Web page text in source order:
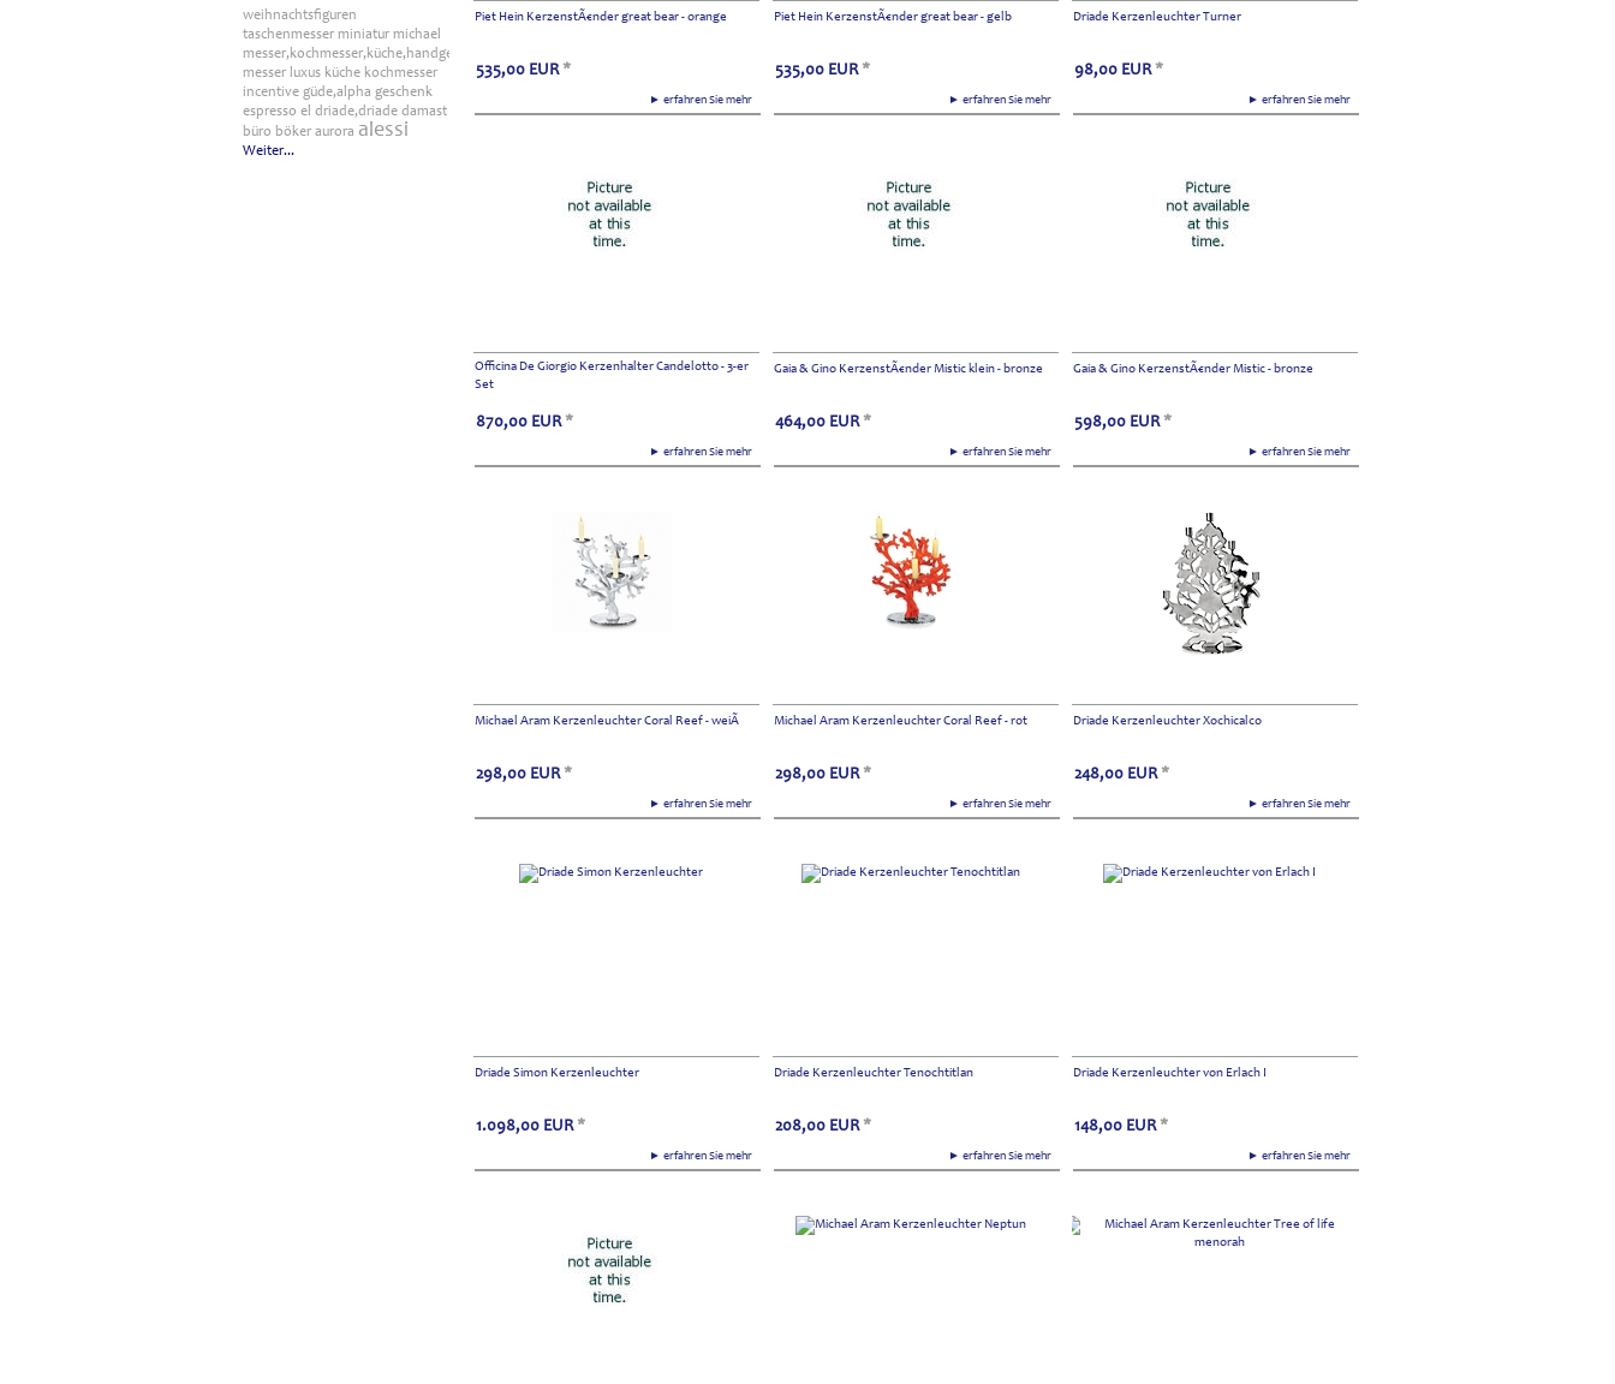
weihnachtsfiguren
taschenmesser miniatur michael
messer,kochmesser,küche,handgefertigt
messer luxus küche kochmesser
incentive güde,alpha geschenk
espresso el driade,driade damast
büro böker aurora alessi
Weiter...
Piet Hein KerzenstÃ€nder great bear - orange
► erfahren Sie mehr
535,00 EUR *
Piet Hein KerzenstÃ€nder great bear - gelb
► erfahren Sie mehr
535,00 EUR *
Driade Kerzenleuchter Turner
► erfahren Sie mehr
98,00 EUR *
Officina De Giorgio Kerzenhalter Candelotto - 3-er
Set
► erfahren Sie mehr
870,00 EUR *
Gaia & Gino KerzenstÃ€nder Mistic klein - bronze
► erfahren Sie mehr
464,00 EUR *
Gaia & Gino KerzenstÃ€nder Mistic - bronze
► erfahren Sie mehr
598,00 EUR *
Michael Aram Kerzenleuchter Coral Reef - weiÃ
► erfahren Sie mehr
298,00 EUR *
Michael Aram Kerzenleuchter Coral Reef - rot
► erfahren Sie mehr
298,00 EUR *
Driade Kerzenleuchter Xochicalco
► erfahren Sie mehr
248,00 EUR *
Driade Simon Kerzenleuchter
► erfahren Sie mehr
1.098,00 EUR *
Driade Kerzenleuchter Tenochtitlan
► erfahren Sie mehr
208,00 EUR *
Driade Kerzenleuchter von Erlach I
► erfahren Sie mehr
148,00 EUR *